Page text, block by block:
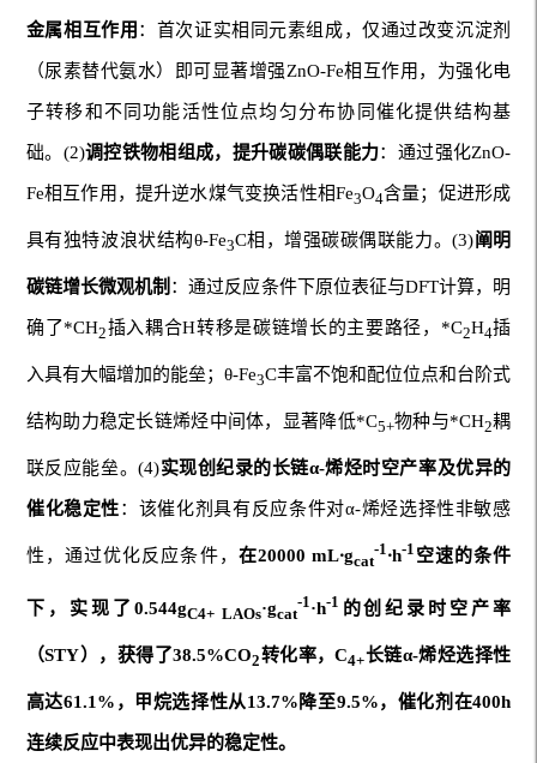
金属相互作用 ：首次证实相同元素组成，仅通过改变沉淀剂
（尿素替代氨水）即可显著增强ZnO-Fe相互作用，为强化电
子转移和不同功能活性位点均匀分布协同催化提供结构基
础。(2)调控铁物相组成， 提升碳碳偶联能力：通过强化ZnO-
Fe相互作用，提升逆水煤气变换活性相Fe3O4含量；促进形成
具有独特波浪状结构θ-Fe3C相，增强碳碳偶联能力。(3)阐明
碳链增长微观机制 ：通过反应条件下原位表征与DFT计算，明
确了*CH2插入耦合H转移是碳链增长的主要路径，*C2H4插
入具有大幅增加的能垒；θ-Fe3C丰富不饱和配位位点和台阶式
结构助力稳定长链烯烃中间体，显著降低*C5+物种与*CH2耦
联反应能垒。(4)实现创纪录的长链α-烯烃时空产率及优异的
催化稳定性：该催化剂具有反应条件对α-烯烃选择性非敏感
性，通过优化反应条件， 在20000 mL⸱gcat
-1⸱h-1 空速的条件
下， 实现了0.544gC4+ LAOs·gcat
-1·h-1 的创纪录时空产率
（STY） ，获得了38.5%CO2转化率，C4+长链α-烯烃选择性
高达61.1%，甲烷选择性从13.7%降至9.5%，催化剂在400h
连续反应中表现出优异的稳定性。